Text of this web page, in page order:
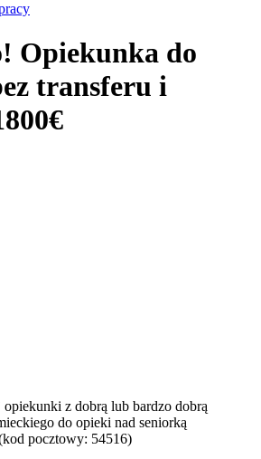
Opiekunka do
transferu i
z dobrą lub bardzo dobrą
do opieki nad seniorką
pocztowy: 54516)